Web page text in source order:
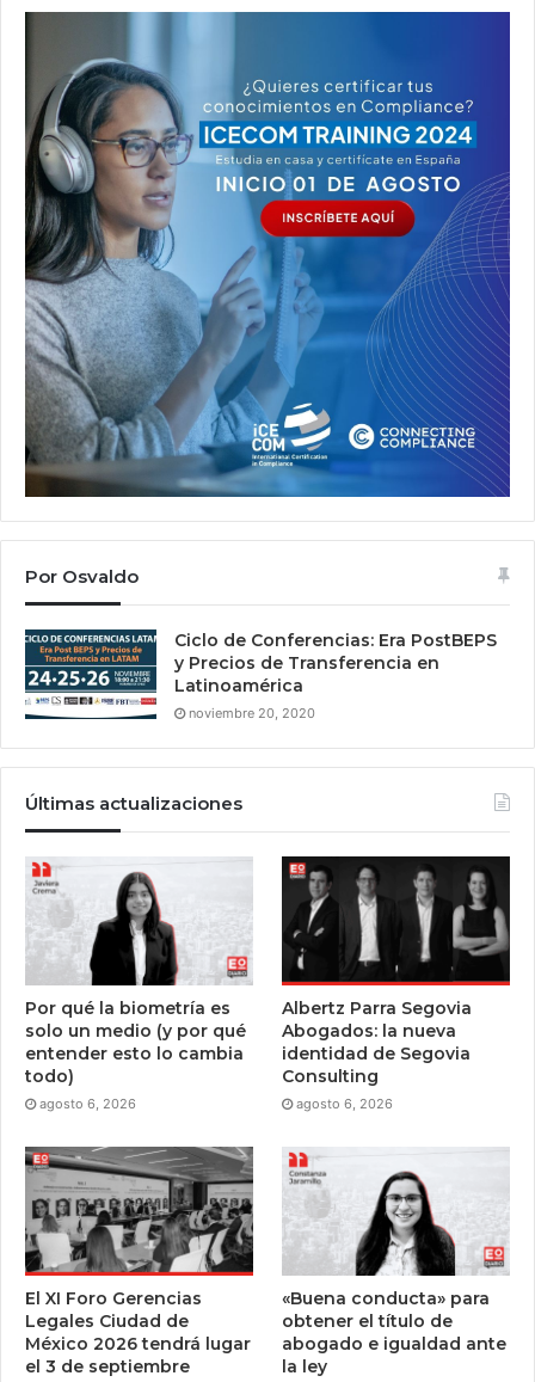
Por Osvaldo
Ciclo de Conferencias: Era PostBEPS
y Precios de Transferencia en
Latinoamérica
noviembre 20, 2020
Últimas actualizaciones
Por qué la biometría es
solo un medio (y por qué
entender esto lo cambia
todo)
agosto 6, 2026
Albertz Parra Segovia
Abogados: la nueva
identidad de Segovia
Consulting
agosto 6, 2026
El XI Foro Gerencias
Legales Ciudad de
México 2026 tendrá lugar
el 3 de septiembre
«Buena conducta» para
obtener el título de
abogado e igualdad ante
la ley